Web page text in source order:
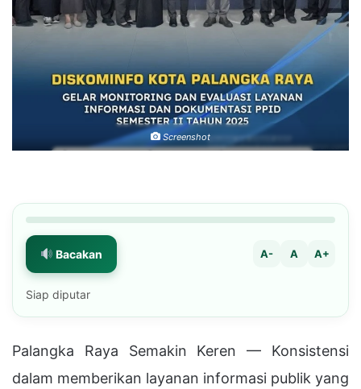
Screenshot
Bacakan A- A A+
Siap diputar
Palangka Raya Semakin Keren — Konsistensi
dalam memberikan layanan informasi publik yang